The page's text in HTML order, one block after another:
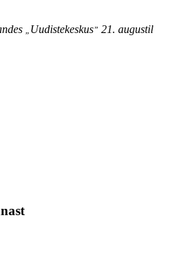
Uudistekeskus” 21. augustil